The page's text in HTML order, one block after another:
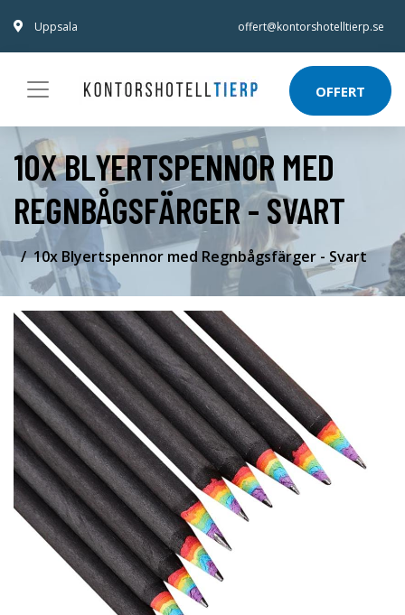
Uppsala offert@kontorshotelltierp.se
OFFERT
10X BLYERTSPENNOR MED
REGNBÅGSFÄRGER - SVART
10x Blyertspennor med Regnbågsfärger - Svart